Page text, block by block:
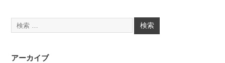
アーカイブ